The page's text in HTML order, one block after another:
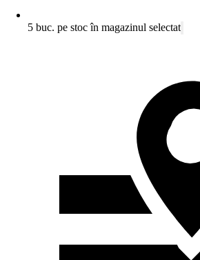
5 buc. pe stoc în magazinul selectat